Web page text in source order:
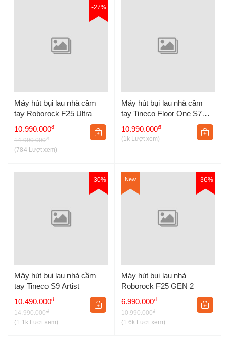
-27%
Máy hút bụi lau nhà cầm
tay Roborock F25 Ultra
10.990.000đ
14.990.000đ
(784 Lượt xem)
Máy hút bụi lau nhà cầm
tay Tineco Floor One S7
Stretch Steam
10.990.000đ
(1k Lượt xem)
-30%
Máy hút bụi lau nhà cầm
tay Tineco S9 Artist
10.490.000đ
14.990.000đ
(1.1k Lượt xem)
-36%
New
Máy hút bụi lau nhà
Roborock F25 GEN 2
6.990.000đ
10.990.000đ
(1.6k Lượt xem)